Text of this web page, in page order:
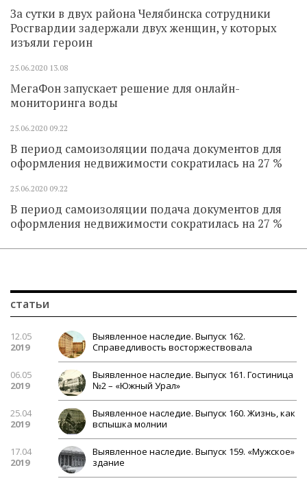
За сутки в двух района Челябинска сотрудники
Росгвардии задержали двух женщин, у которых
изъяли героин
25.06.2020 13.08
МегаФон запускает решение для онлайн-
мониторинга воды
25.06.2020 09.22
В период самоизоляции подача документов для
оформления недвижимости сократилась на 27 %
25.06.2020 09.22
В период самоизоляции подача документов для
оформления недвижимости сократилась на 27 %
статьи
12.05
2019
Выявленное наследие. Выпуск 162.
Справедливость восторжествовала
06.05
2019
Выявленное наследие. Выпуск 161. Гостиница
№2 – «Южный Урал»
25.04
2019
Выявленное наследие. Выпуск 160. Жизнь, как
вспышка молнии
17.04
2019
Выявленное наследие. Выпуск 159. «Мужское»
здание